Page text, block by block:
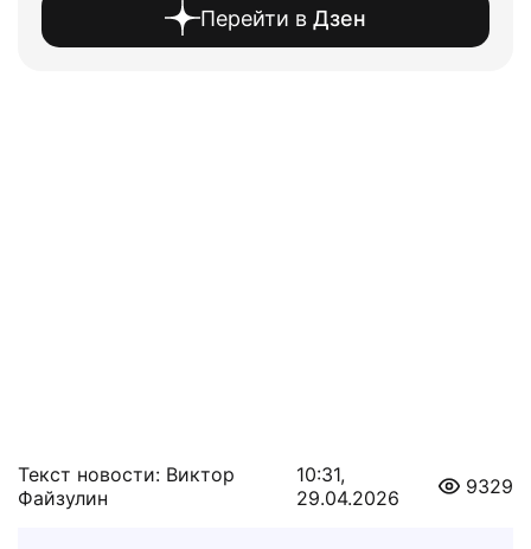
Перейти в Дзен
Текст новости: Виктор
Файзулин
10:31,
29.04.2026
9329